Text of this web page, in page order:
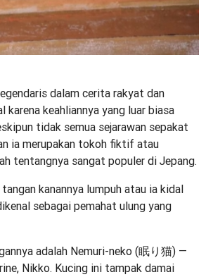
dalam cerita rakyat dan
karena keahliannya yang luar biasa
tidak semua sejarawan sepakat
ia merupakan tokoh fiktif atau
tentangnya sangat populer di Jepang.
kanannya lumpuh atau ia kidal
sebagai pemahat ulung yang
adalah Nemuri-neko (眠り猫) —
Nikko. Kucing ini tampak damai